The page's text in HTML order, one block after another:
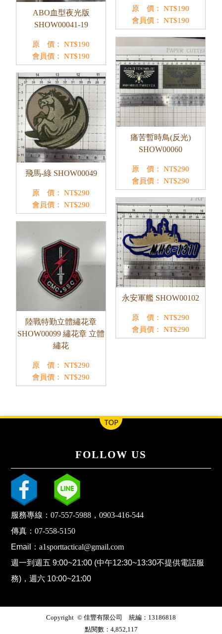
原 價： NT$190
會員價：
NT$190
ABO血型夜光版
SHOW00041-19
原 價： NT$190
會員價：
NT$190
痛苦暫時鳥(反光)
SHOW00060
原 價： NT$290
會員價：
NT$290
飛馬-綠 SHOW00049
原 價： NT$290
會員價：
NT$290
永安軍艦 SHOW00102
原 價： NT$290
會員價：
NT$290
陸戰特勤立體繡花章
SHOW00099 繡花章 立體
繡花
原 價： NT$290
會員價：
NT$290
FOLLOW US
服務專線：07-557-5988 ，0903-416-544
傳真：07-558-5150
Email：a1sporttactical@gmail.com
週一到週五 9:00~21:00 (中午12:30~13:30不提供電話服
務)，週六 10:00~21:00
Copyright © 佳豐有限公司 統編：13186818
點閱數：4,852,117